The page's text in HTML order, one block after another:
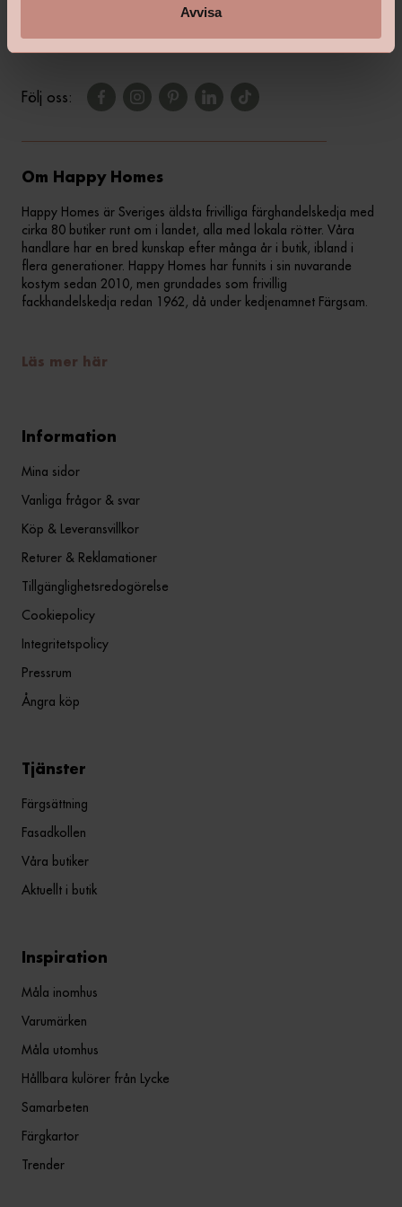
Avvisa
Följ oss:
Om Happy Homes
Happy Homes är Sveriges äldsta frivilliga färghandelskedja med
cirka 80 butiker runt om i landet, alla med lokala rötter. Våra
handlare har en bred kunskap efter många år i butik, ibland i
flera generationer. Happy Homes har funnits i sin nuvarande
kostym sedan 2010, men grundades som frivillig
fackhandelskedja redan 1962, då under kedjenamnet Färgsam.
Läs mer här
Information
Mina sidor
Vanliga frågor & svar
Köp & Leveransvillkor
Returer & Reklamationer
Tillgänglighetsredogörelse
Cookiepolicy
Integritetspolicy
Pressrum
Ångra köp
Tjänster
Färgsättning
Fasadkollen
Våra butiker
Aktuellt i butik
Inspiration
Måla inomhus
Varumärken
Måla utomhus
Hållbara kulörer från Lycke
Samarbeten
Färgkartor
Trender